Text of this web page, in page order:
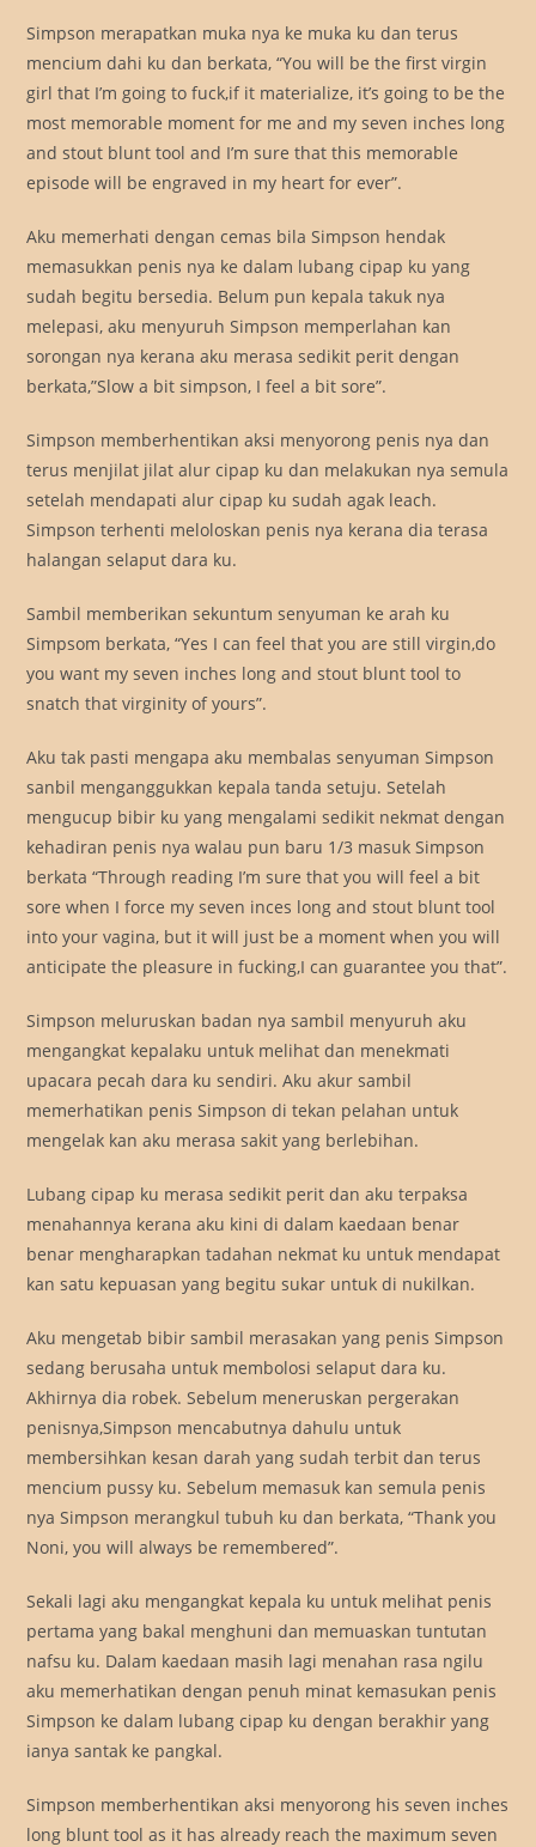
Simpson merapatkan muka nya ke muka ku dan terus
mencium dahi ku dan berkata, “You will be the first virgin
girl that I’m going to fuck,if it materialize, it’s going to be the
most memorable moment for me and my seven inches long
and stout blunt tool and I’m sure that this memorable
episode will be engraved in my heart for ever”.
Aku memerhati dengan cemas bila Simpson hendak
memasukkan penis nya ke dalam lubang cipap ku yang
sudah begitu bersedia. Belum pun kepala takuk nya
melepasi, aku menyuruh Simpson memperlahan kan
sorongan nya kerana aku merasa sedikit perit dengan
berkata,”Slow a bit simpson, I feel a bit sore”.
Simpson memberhentikan aksi menyorong penis nya dan
terus menjilat jilat alur cipap ku dan melakukan nya semula
setelah mendapati alur cipap ku sudah agak leach.
Simpson terhenti meloloskan penis nya kerana dia terasa
halangan selaput dara ku.
Sambil memberikan sekuntum senyuman ke arah ku
Simpsom berkata, “Yes I can feel that you are still virgin,do
you want my seven inches long and stout blunt tool to
snatch that virginity of yours”.
Aku tak pasti mengapa aku membalas senyuman Simpson
sanbil menganggukkan kepala tanda setuju. Setelah
mengucup bibir ku yang mengalami sedikit nekmat dengan
kehadiran penis nya walau pun baru 1/3 masuk Simpson
berkata “Through reading I’m sure that you will feel a bit
sore when I force my seven inces long and stout blunt tool
into your vagina, but it will just be a moment when you will
anticipate the pleasure in fucking,I can guarantee you that”.
Simpson meluruskan badan nya sambil menyuruh aku
mengangkat kepalaku untuk melihat dan menekmati
upacara pecah dara ku sendiri. Aku akur sambil
memerhatikan penis Simpson di tekan pelahan untuk
mengelak kan aku merasa sakit yang berlebihan.
Lubang cipap ku merasa sedikit perit dan aku terpaksa
menahannya kerana aku kini di dalam kaedaan benar
benar mengharapkan tadahan nekmat ku untuk mendapat
kan satu kepuasan yang begitu sukar untuk di nukilkan.
Aku mengetab bibir sambil merasakan yang penis Simpson
sedang berusaha untuk membolosi selaput dara ku.
Akhirnya dia robek. Sebelum meneruskan pergerakan
penisnya,Simpson mencabutnya dahulu untuk
membersihkan kesan darah yang sudah terbit dan terus
mencium pussy ku. Sebelum memasuk kan semula penis
nya Simpson merangkul tubuh ku dan berkata, “Thank you
Noni, you will always be remembered”.
Sekali lagi aku mengangkat kepala ku untuk melihat penis
pertama yang bakal menghuni dan memuaskan tuntutan
nafsu ku. Dalam kaedaan masih lagi menahan rasa ngilu
aku memerhatikan dengan penuh minat kemasukan penis
Simpson ke dalam lubang cipap ku dengan berakhir yang
ianya santak ke pangkal.
Simpson memberhentikan aksi menyorong his seven inches
long blunt tool as it has already reach the maximum seven